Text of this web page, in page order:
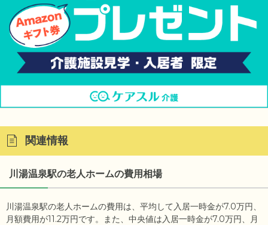
関連情報
川湯温泉駅の老人ホームの費用相場
川湯温泉駅の老人ホームの費用は、平均して入居一時金が7.0万円、
月額費用が11.2万円です。また、中央値は入居一時金が7.0万円、月